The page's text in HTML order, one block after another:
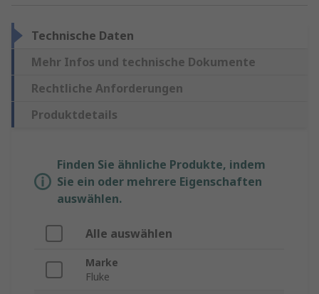
Technische Daten
Mehr Infos und technische Dokumente
Rechtliche Anforderungen
Produktdetails
Finden Sie ähnliche Produkte, indem
Sie ein oder mehrere Eigenschaften
auswählen.
Alle auswählen
Marke
Fluke